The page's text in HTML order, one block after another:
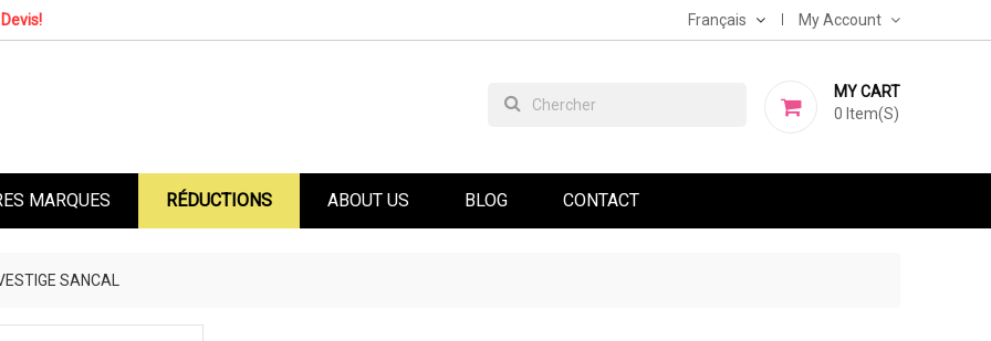
Français My Account
MY CART
0 Item(s)
MARQUES RÉDUCTIONS ABOUT US BLOG CONTACT
SANCAL